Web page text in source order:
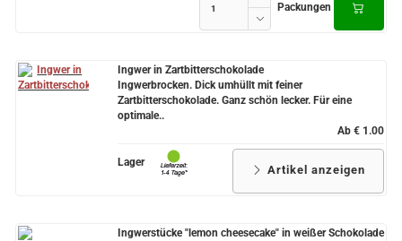
Packungen
Ingwer in Zartbitterschokolade
Ingwerbrocken. Dick umhüllt mit feiner
Zartbitterschokolade. Ganz schön lecker. Für eine
optimale..
Ab € 1.00
Lager
Artikel anzeigen
Ingwerstücke "lemon cheesecake" in weißer Schokolade